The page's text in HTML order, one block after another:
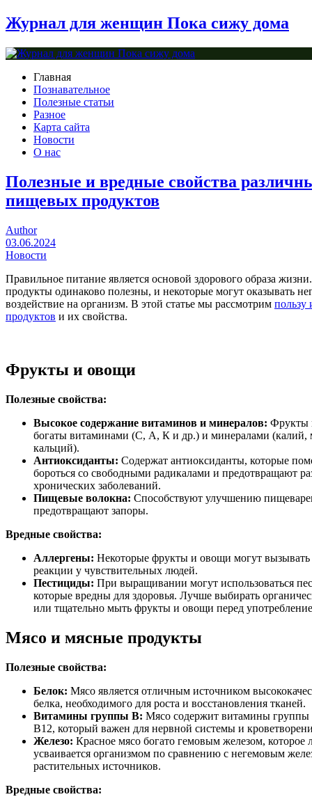
Журнал для женщин Пока сижу дома
Главная
Познавательное
Полезные статьи
Разное
Карта сайта
Новости
О нас
Полезные и вредные свойства
пищевых продуктов
Author
03.06.2024
Новости
Правильное питание является основой здорового образа
продукты одинаково полезны, и некоторые могут оказывать
воздействие на организм. В этой статье мы рассмотрим пользу
продуктов и их свойства.
Фрукты и овощи
Полезные свойства:
Высокое содержание витаминов и минералов: Фрукты
богаты витаминами (С, А, К и др.) и минералами (калий,
кальций).
Антиоксиданты: Содержат антиоксиданты, которые
бороться со свободными радикалами и предотвращают
хронических заболеваний.
Пищевые волокна: Способствуют улучшению
предотвращают запоры.
Вредные свойства:
Аллергены: Некоторые фрукты и овощи могут вызывать
реакции у чувствительных людей.
Пестициды: При выращивании могут использоваться
которые вредны для здоровья. Лучше выбирать
или тщательно мыть фрукты и овощи перед
Мясо и мясные продукты
Полезные свойства:
Белок: Мясо является отличным источником
белка, необходимого для роста и восстановления тканей.
Витамины группы B: Мясо содержит витамины группы
B12, который важен для нервной системы и
Железо: Красное мясо богато гемовым железом, которое
усваивается организмом по сравнению с негемовым
растительных источников.
Вредные свойства: